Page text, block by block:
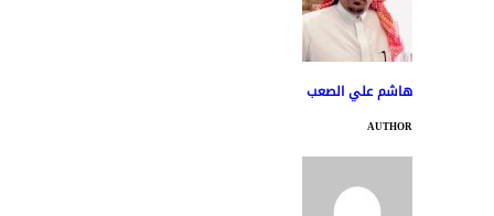
هاشم علي الصعب
AUTHOR